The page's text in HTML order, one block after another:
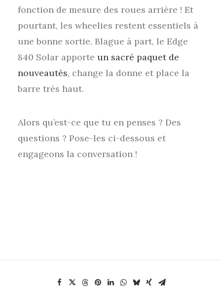
fonction de mesure des roues arrière ! Et
pourtant, les wheelies restent essentiels à
une bonne sortie. Blague à part, le Edge
840 Solar apporte un sacré paquet de
nouveautés, change la donne et place la
barre très haut.
Alors qu’est-ce que tu en penses ? Des
questions ? Pose-les ci-dessous et
engageons la conversation !